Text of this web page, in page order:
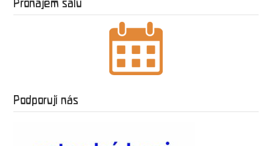
Pronájem sálu
Podporují nás